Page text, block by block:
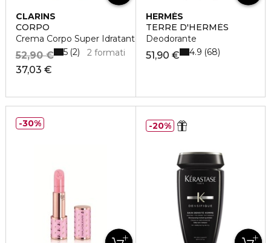
CLARINS
CORPO
Crema Corpo Super Idratante
37,03 €
52,90 € 2 formati
5 2
HERMÈS
TERRE D'HERMÈS
Deodorante
51,90 € 4.9 68
30% 20%